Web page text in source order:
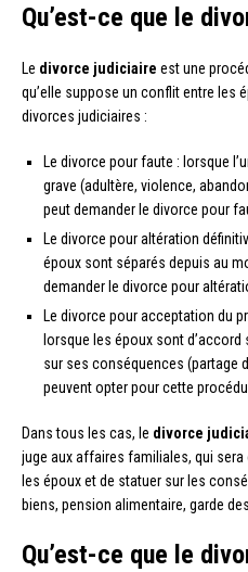
Qu’est-ce que le
Le divorce judiciaire est une
qu’elle suppose un conflit entre les
divorces judiciaires :
Le divorce pour faute : lorsque
grave (adultère, violence,
peut demander le divorce pour
Le divorce pour altération
époux sont séparés depuis au
demander le divorce pour
Le divorce pour acceptation du
lorsque les époux sont
sur ses conséquences (partage
peuvent opter pour cette
Dans tous les cas, le divorce
juge aux affaires familiales, qui
les époux et de statuer sur les
biens, pension alimentaire, garde
Qu’est-ce que le